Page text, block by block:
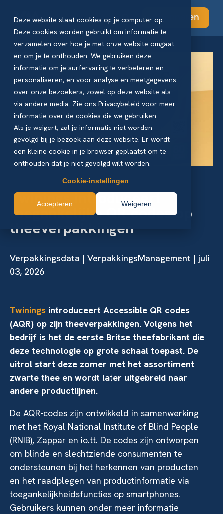
Deze website slaat cookies op je computer op.
Deze cookies worden gebruikt om informatie te
verzamelen over hoe je met onze website omgaat
en om je te onthouden. We gebruiken deze
informatie om je surfervaring te verbeteren en
personaliseren, en voor analyse en meetgegevens
over onze bezoekers, zowel op deze website als
via andere media. Zie ons Privacybeleid voor meer
informatie over de cookies die we gebruiken.
Als je weigert, zal je informatie niet worden
gevolgd bij je bezoek aan deze website. Er wordt
een kleine cookie in je browser geplaatst om te
onthouden dat je niet gevolgd wilt worden.
Cookie-instellingen
Accepteren Weigeren
Abonneren
Twinings introduceert
toegankelijke QR-codes op
theeverpakkingen
Verpakkingsdata | VerpakkingsManagement | juli
03, 2026
Twinings introduceert Accessible QR codes
(AQR) op zijn theeverpakkingen. Volgens het
bedrijf is het de eerste Britse theefabrikant die
deze technologie op grote schaal toepast. De
uitrol start deze zomer met het assortiment
zwarte thee en wordt later uitgebreid naar
andere productlijnen.
De AQR-codes zijn ontwikkeld in samenwerking
met het Royal National Institute of Blind People
(RNIB), Zappar en io.tt. De codes zijn ontworpen
om blinde en slechtziende consumenten te
ondersteunen bij het herkennen van producten
en het raadplegen van productinformatie via
toegankelijkheidsfuncties op smartphones.
Gebruikers kunnen onder meer informatie